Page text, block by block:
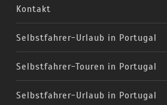
Kontakt
Selbstfahrer-Urlaub in Portugal
Selbstfahrer-Touren in Portugal
Selbstfahrer-Urlaub in Portugal